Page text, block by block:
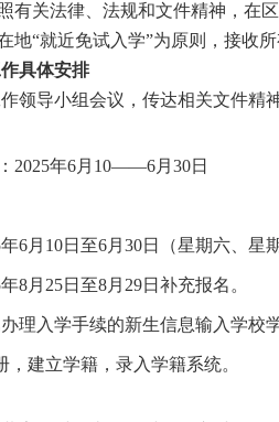
有关法律、法规和文件精神，在
地“就近免试入学”为原则，接收
具体安排
领导小组会议，传达相关文件精
2025年6月10——6月 30日
年6月 10日至6月 30日（星期六、星
年8月 25日 至8月 29日补充报名。
理入学手续的新生信息输入学校
，建立学籍，录入学籍系统。